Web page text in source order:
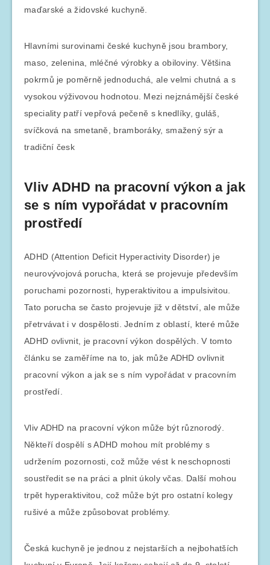
maďarské a židovské kuchyně.
Hlavními surovinami české kuchyně jsou brambory,
maso, zelenina, mléčné výrobky a obiloviny. Většina
pokrmů je poměrně jednoduchá, ale velmi chutná a s
vysokou výživovou hodnotou. Mezi nejznámější české
speciality patří vepřová pečeně s knedlíky, guláš,
svíčková na smetaně, bramboráky, smažený sýr a
tradiční česk
Vliv ADHD na pracovní výkon a jak
se s ním vypořádat v pracovním
prostředí
ADHD (Attention Deficit Hyperactivity Disorder) je
neurovývojová porucha, která se projevuje především
poruchami pozornosti, hyperaktivitou a impulsivitou.
Tato porucha se často projevuje již v dětství, ale může
přetrvávat i v dospělosti. Jedním z oblastí, které může
ADHD ovlivnit, je pracovní výkon dospělých. V tomto
článku se zaměříme na to, jak může ADHD ovlivnit
pracovní výkon a jak se s ním vypořádat v pracovním
prostředí.
Vliv ADHD na pracovní výkon může být různorodý.
Někteří dospělí s ADHD mohou mít problémy s
udržením pozornosti, což může vést k neschopnosti
soustředit se na práci a plnit úkoly včas. Další mohou
trpět hyperaktivitou, což může být pro ostatní kolegy
rušivé a může způsobovat problémy.
Česká kuchyně je jednou z nejstarších a nejbohatších